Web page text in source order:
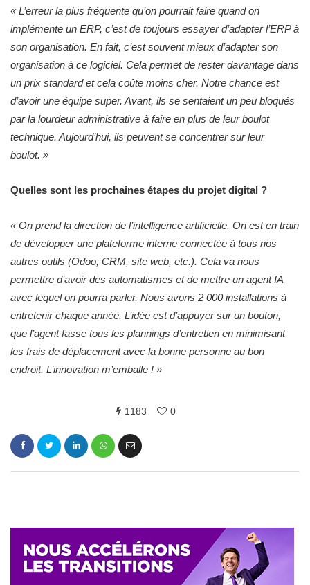
« L’erreur la plus fréquente qu’on pourrait faire quand on
implémente un ERP, c’est de toujours essayer d’adapter l’ERP à
son organisation. En fait, c’est souvent mieux d’adapter son
organisation à ce logiciel. Cela permet de rester davantage dans
un prix standard et cela coûte moins cher. Notre chance est
d’avoir une équipe super. Avant, ils se sentaient un peu bloqués
par la lourdeur administrative à faire en plus de leur boulot
technique. Aujourd’hui, ils peuvent se concentrer sur leur
boulot. »
Quelles sont les prochaines étapes du projet digital ?
« On prend la direction de l’intelligence artificielle. On est en train
de développer une plateforme interne connectée à tous nos
autres outils (Odoo, CRM, site web, etc.). Cela va nous
permettre d’avoir des automatismes et de mettre un agent IA
avec lequel on pourra parler. Nous avons 2 000 installations à
entretenir chaque année. L’idée est d’appuyer sur un bouton,
que l’agent fasse tous les plannings d’entretien en minimisant
les frais de déplacement avec la bonne personne au bon
endroit. L’innovation m’emballe ! »
1183 0